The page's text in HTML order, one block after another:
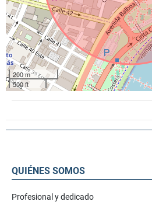
200 m
500 ft
QUIÉNES SOMOS
Profesional y dedicado